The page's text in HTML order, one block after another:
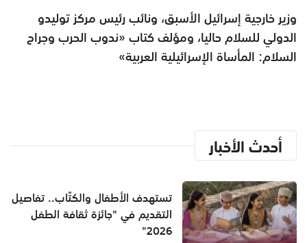
وزير خارجية إسرائيل الأسبق، ونائب رئيس مركز توليدو
الدولي للسلام حاليا، ومؤلف كتاب «ندوب الحرب وجراح
السلام: المأساة الإسرائيلية العربية»
أحدث الأخبار
تستهدف الأطفال والكتّاب.. تفاصيل
التقديم في "جائزة ثقافة الطفل
2026"